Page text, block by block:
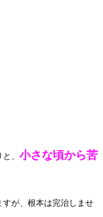
、 小さな頃から苦
が、根本は完治しませ